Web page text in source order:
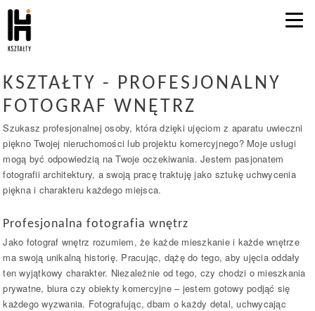
KSZTAŁTY - PROFESJONALNY
FOTOGRAF WNĘTRZ
Szukasz profesjonalnej osoby, która dzięki ujęciom z aparatu uwieczni
piękno Twojej nieruchomości lub projektu komercyjnego? Moje usługi
mogą być odpowiedzią na Twoje oczekiwania. Jestem pasjonatem
fotografii architektury, a swoją pracę traktuję jako sztukę uchwycenia
piękna i charakteru każdego miejsca.
Profesjonalna fotografia wnętrz
Jako fotograf wnętrz rozumiem, że każde mieszkanie i każde wnętrze
ma swoją unikalną historię. Pracując, dążę do tego, aby ujęcia oddały
ten wyjątkowy charakter. Niezależnie od tego, czy chodzi o mieszkania
prywatne, biura czy obiekty komercyjne – jestem gotowy podjąć się
każdego wyzwania. Fotografując, dbam o każdy detal, uchwycając